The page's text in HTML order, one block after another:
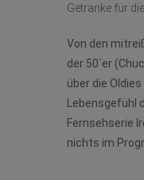
Getränke für
Von den
der 50`er
über die
Lebensgefühl
Fernsehserie
nichts im